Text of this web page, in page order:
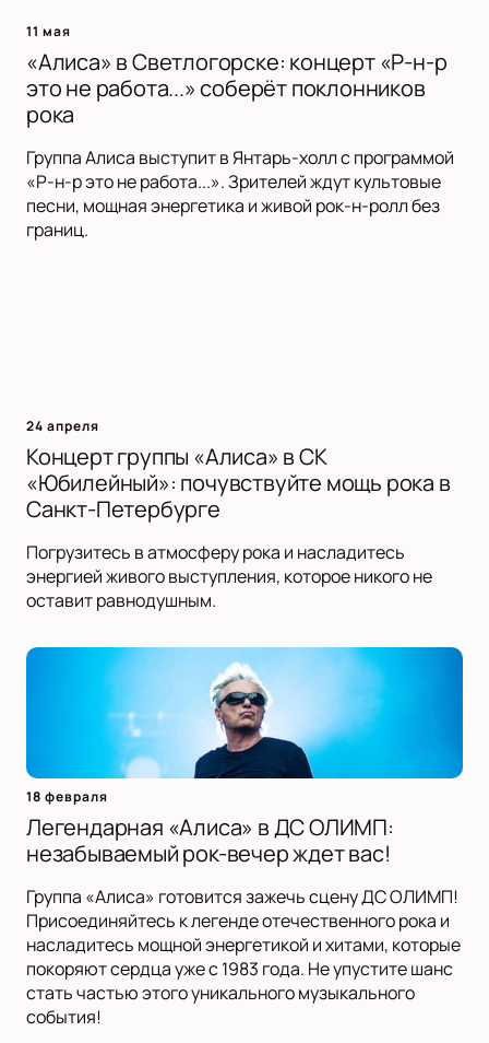
11 мая
«Алиса» в Светлогорске: концерт «Р-н-р
это не работа...» соберёт поклонников
рока
Группа Алиса выступит в Янтарь-холл с программой
«Р-н-р это не работа...». Зрителей ждут культовые
песни, мощная энергетика и живой рок-н-ролл без
границ.
24 апреля
Концерт группы «Алиса» в СК
«Юбилейный»: почувствуйте мощь рока в
Санкт-Петербурге
Погрузитесь в атмосферу рока и насладитесь
энергией живого выступления, которое никого не
оставит равнодушным.
18 февраля
Легендарная «Алиса» в ДС ОЛИМП:
незабываемый рок-вечер ждет вас!
Группа «Алиса» готовится зажечь сцену ДС ОЛИМП!
Присоединяйтесь к легенде отечественного рока и
насладитесь мощной энергетикой и хитами, которые
покоряют сердца уже с 1983 года. Не упустите шанс
стать частью этого уникального музыкального
события!